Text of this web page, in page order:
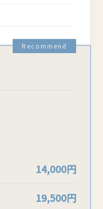
Recommend
14,000円
19,500円